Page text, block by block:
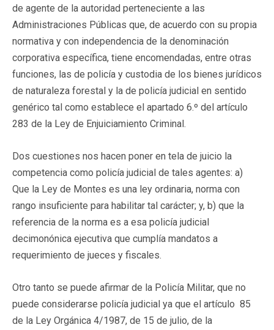
de agente de la autoridad perteneciente a las
Administraciones Públicas que, de acuerdo con su propia
normativa y con independencia de la denominación
corporativa específica, tiene encomendadas, entre otras
funciones, las de policía y custodia de los bienes jurídicos
de naturaleza forestal y la de policía judicial en sentido
genérico tal como establece el apartado 6.º del artículo
283 de la Ley de Enjuiciamiento Criminal.
Dos cuestiones nos hacen poner en tela de juicio la
competencia como policía judicial de tales agentes: a)
Que la Ley de Montes es una ley ordinaria, norma con
rango insuficiente para habilitar tal carácter; y, b) que la
referencia de la norma es a esa policía judicial
decimonónica ejecutiva que cumplía mandatos a
requerimiento de jueces y fiscales.
Otro tanto se puede afirmar de la Policía Militar, que no
puede considerarse policía judicial ya que el artículo 85
de la Ley Orgánica 4/1987, de 15 de julio, de la